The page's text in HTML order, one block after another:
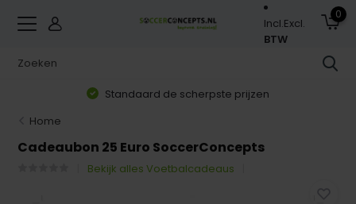
Incl.Excl.
BTW
0
Standaard de scherpste prijzen
Home
Cadeaubon 25 Euro SoccerConcepts
Bekijk alles Voetbalcadeaus